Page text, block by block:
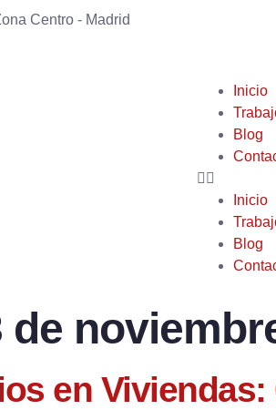
Centro - Madrid
Inicio
Blog
Inicio
Blog
de
en